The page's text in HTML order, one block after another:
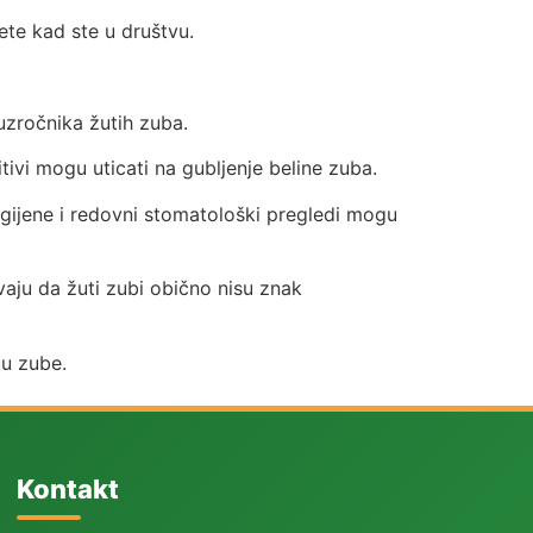
kad ste u društvu.
žutih zuba.
mogu uticati na gubljenje beline zuba.
i redovni stomatološki pregledi mogu
da žuti zubi obično nisu znak
zube.
Kontakt